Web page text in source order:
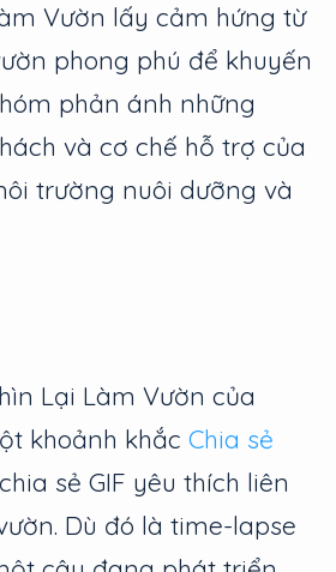
Vườn lấy cảm hứng từ
phong phú để khuyến
phản ánh những
và cơ chế hỗ trợ của
trường nuôi dưỡng và
Lại Làm Vườn của
khoảnh khắcChia sẻ
sẻ GIF yêu thích liên
Dù đó là time-lapse